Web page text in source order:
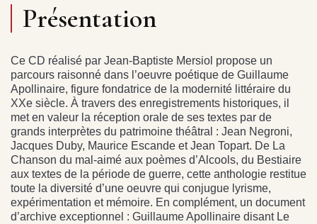
Présentation
Ce CD réalisé par Jean-Baptiste Mersiol propose un
parcours raisonné dans l’oeuvre poétique de Guillaume
Apollinaire, figure fondatrice de la modernité littéraire du
XXe siècle. À travers des enregistrements historiques, il
met en valeur la réception orale de ses textes par de
grands interprètes du patrimoine théâtral : Jean Negroni,
Jacques Duby, Maurice Escande et Jean Topart. De La
Chanson du mal-aimé aux poèmes d’Alcools, du Bestiaire
aux textes de la période de guerre, cette anthologie restitue
toute la diversité d’une oeuvre qui conjugue lyrisme,
expérimentation et mémoire. En complément, un document
d’archive exceptionnel : Guillaume Apollinaire disant Le